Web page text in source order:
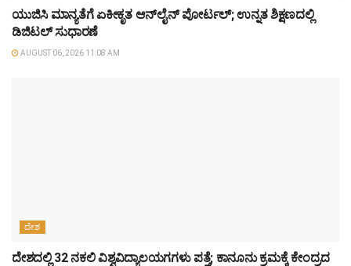
ಯುಜಿಸಿ ಮಾನ್ಯತೆಗೆ ಏಕೀಕೃತ ಆನ್‌ಲೈನ್ ಪೋರ್ಟಲ್; ಉನ್ನತ ಶಿಕ್ಷಣದಲ್ಲಿ
ಡಿಜಿಟಲ್ ಸುಧಾರಣೆ
AUGUST 06, 2026 11:08 AM
ದೇಶ
ದೇಶದಲ್ಲಿ 32 ನಕಲಿ ವಿಶ್ವವಿದ್ಯಾಲಯಗಗಳು ಪತ್ತೆ; ಕಾನೂನು ಕ್ರಮಕ್ಕೆ ಕೇಂದ್ರದ